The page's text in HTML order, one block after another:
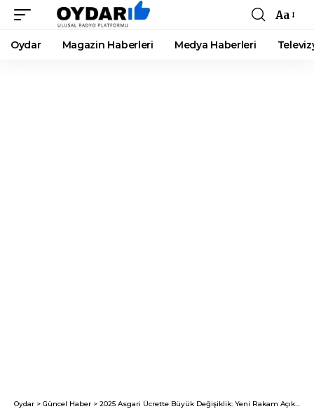
Font
Resizer
Aa
Oydar Magazin Haberleri Medya Haberleri
Oydar > Güncel Haber > 2025 Asgari Ücrette Büyük Değişiklik: Yeni Rakam Açıklandı!